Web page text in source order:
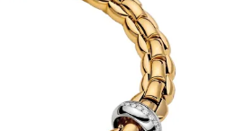
von Grand Seiko